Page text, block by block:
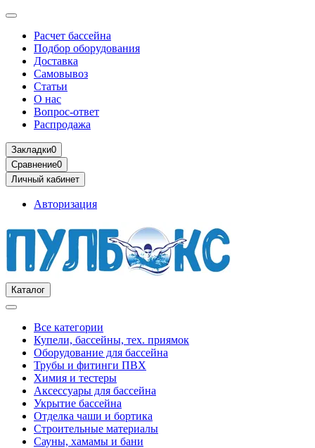
Расчет бассейна
Подбор оборудования
Доставка
Самовывоз
Статьи
О нас
Вопрос-ответ
Распродажа
Закладки0
Сравнение0
Личный кабинет
Авторизация
Каталог
Все категории
Купели, бассейны, тех. приямок
Оборудование для бассейна
Трубы и фитинги ПВХ
Химия и тестеры
Аксессуары для бассейна
Укрытие бассейна
Отделка чаши и бортика
Строительные материалы
Сауны, хамамы и бани